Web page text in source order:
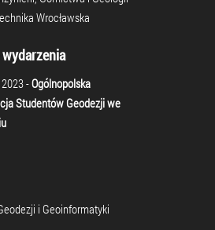
Wrocławska
-Ogólnopolska
Studentów Geodezji we
i Geoinformatyki